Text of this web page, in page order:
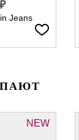
Jeans
NEW